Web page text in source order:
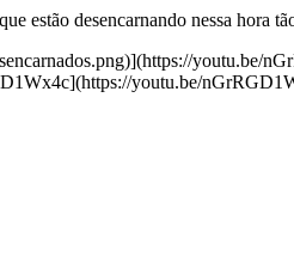
estão desencarnando nessa hora
youtu.be/
youtu.be/